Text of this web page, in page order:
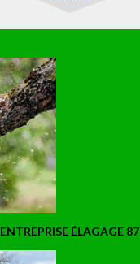
ENTREPRISE ÉLAGAGE 87